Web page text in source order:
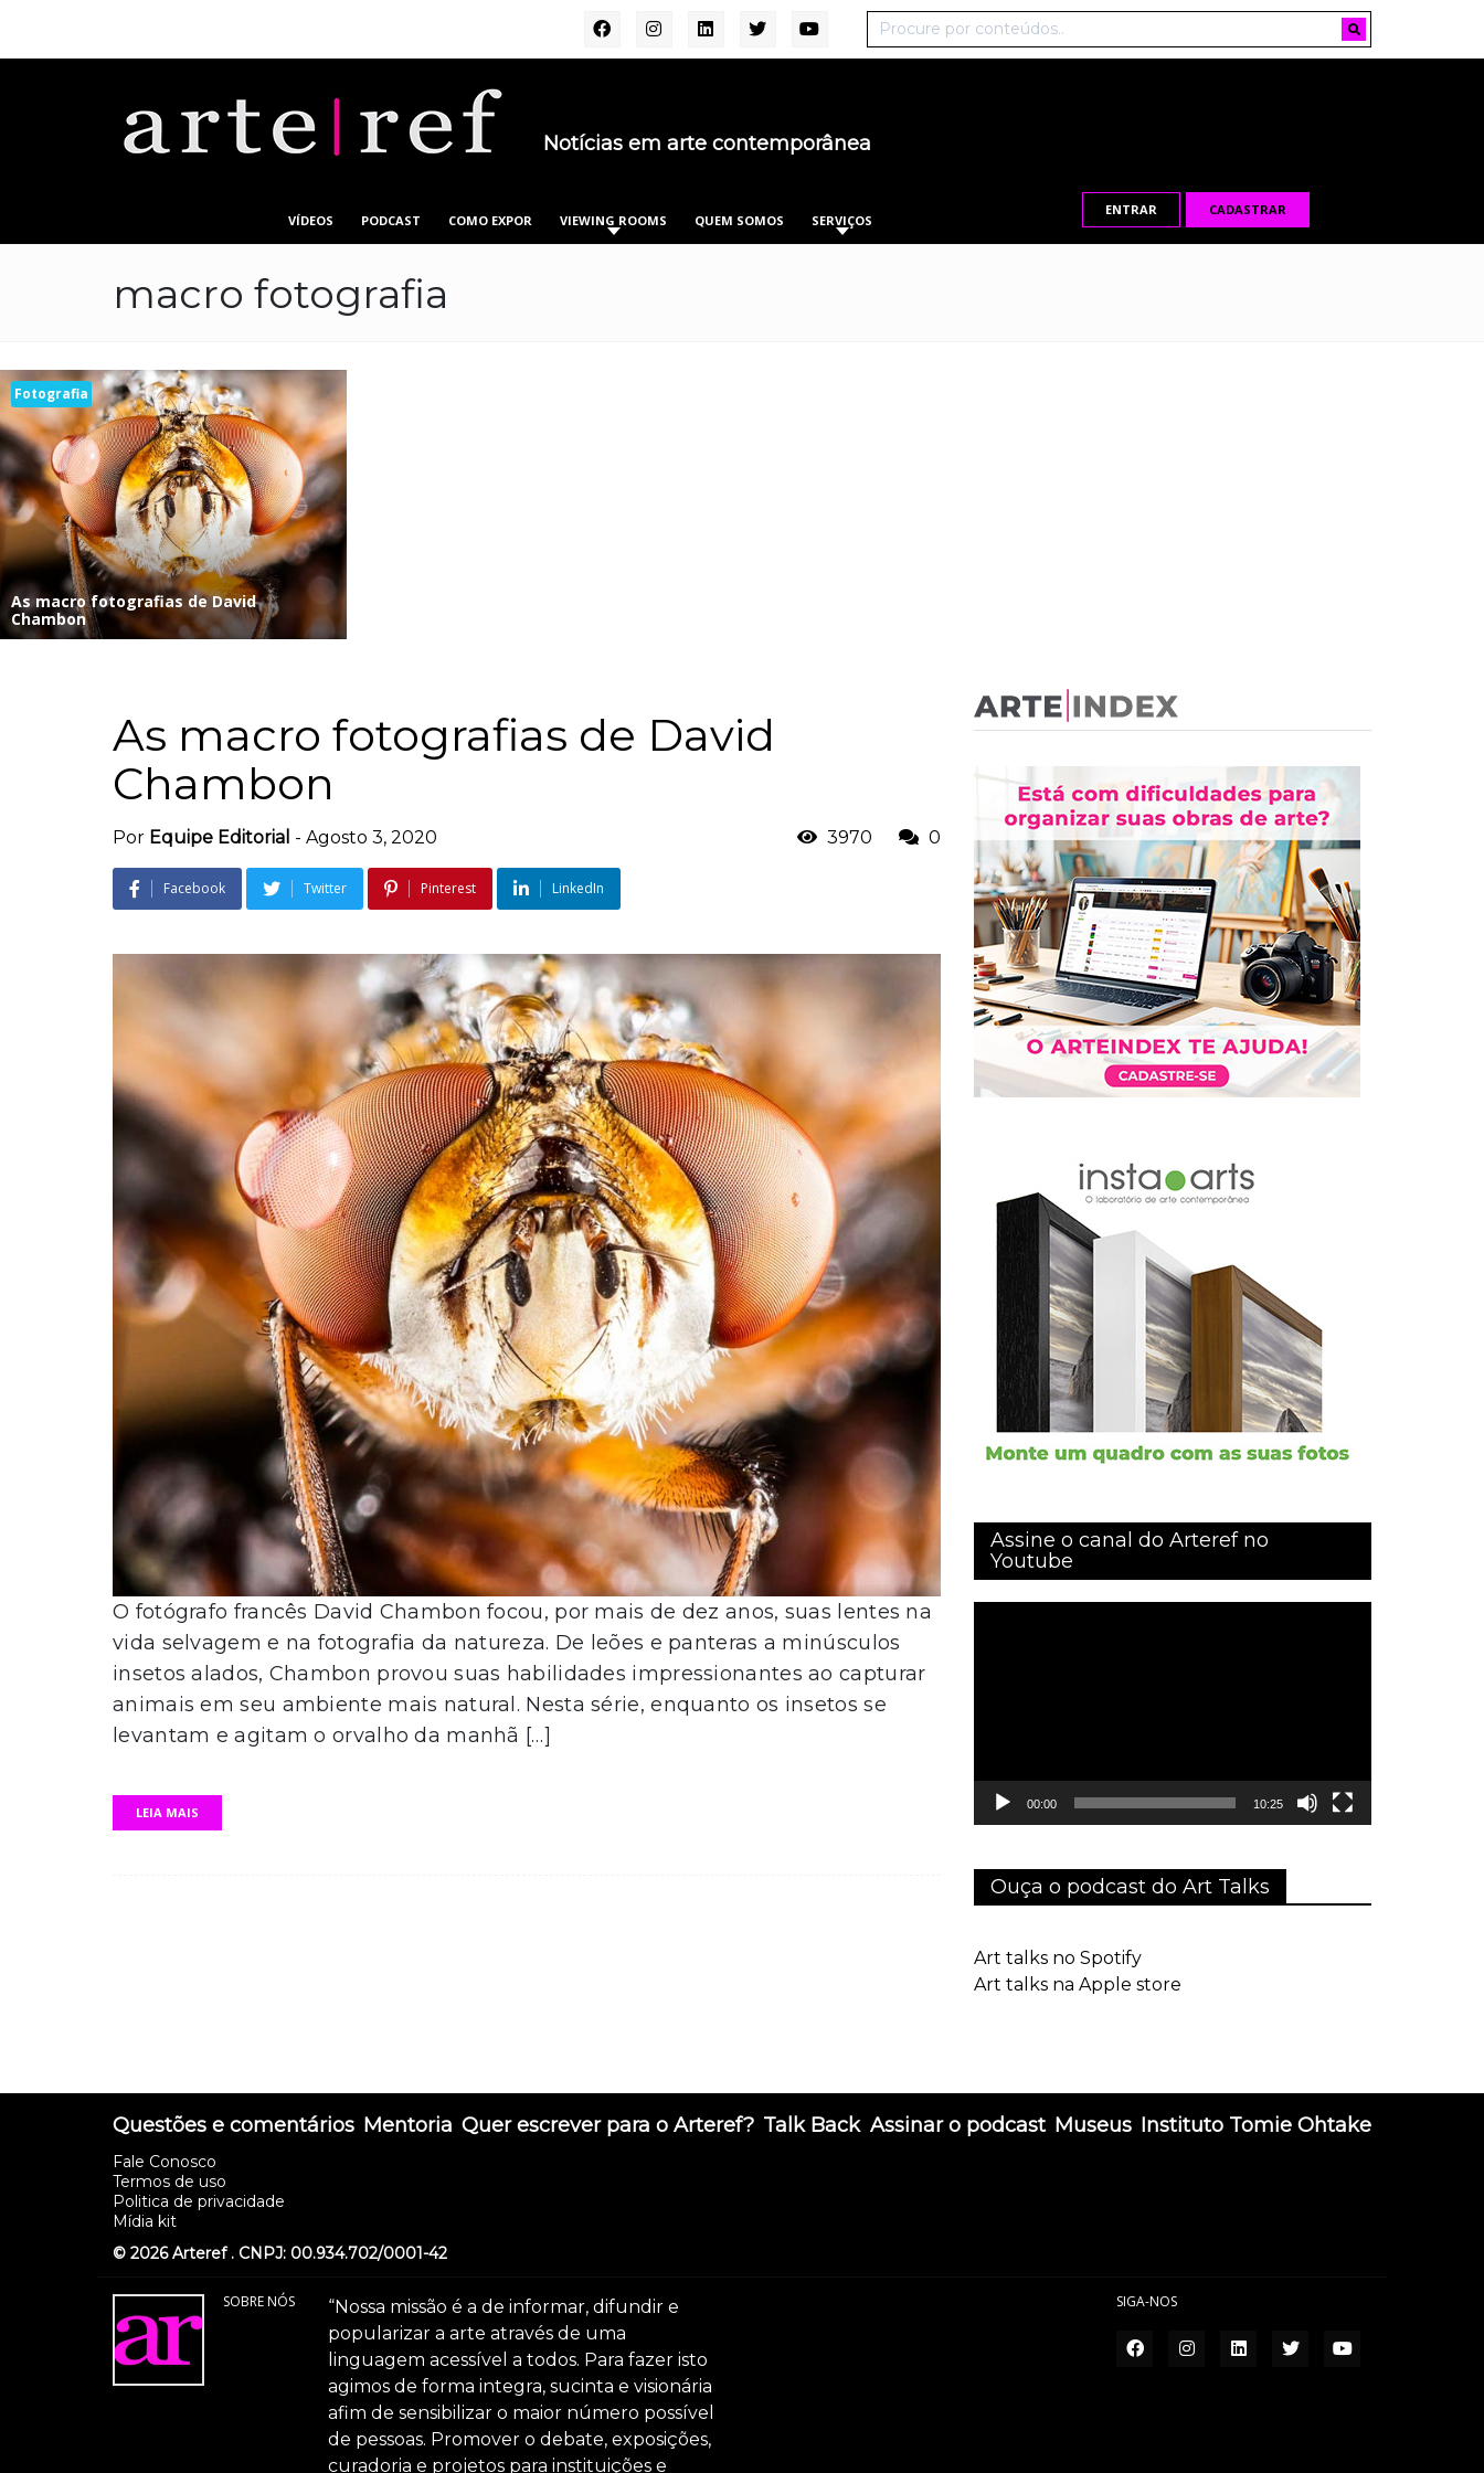
Notícias em arte contemporânea
VÍDEOS PODCAST COMO EXPOR VIEWING ROOMS QUEM SOMOS SERVIÇOS
ENTRAR CADASTRAR
macro fotografia
Fotografia
As macro fotografias de David
Chambon
As macro fotografias de David
Chambon
Por Equipe Editorial - Agosto 3, 2020 3970 0
Facebook Twitter Pinterest LinkedIn
O fotógrafo francês David Chambon focou, por mais de dez anos, suas lentes na
vida selvagem e na fotografia da natureza. De leões e panteras a minúsculos
insetos alados, Chambon provou suas habilidades impressionantes ao capturar
animais em seu ambiente mais natural. Nesta série, enquanto os insetos se
levantam e agitam o orvalho da manhã […]
LEIA MAIS
Assine o canal do Arteref no
Youtube
00:00 10:25
Ouça o podcast do Art Talks
Art talks no Spotify
Art talks na Apple store
Questões e comentários
Fale Conosco
Termos de uso
Politica de privacidade
Mídia kit
Mentoria Quer escrever para o Arteref? Talk Back Assinar o podcast Museus Instituto Tomie Ohtake
© 2026 Arteref . CNPJ: 00.934.702/0001-42
SOBRE NÓS
“Nossa missão é a de informar, difundir e
popularizar a arte através de uma
linguagem acessível a todos. Para fazer isto
agimos de forma integra, sucinta e visionária
afim de sensibilizar o maior número possível
de pessoas. Promover o debate, exposições,
curadoria e projetos para instituições e
SIGA-NOS